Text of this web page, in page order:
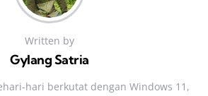
Written by
Gylang Satria
berkutat dengan Windows 11,